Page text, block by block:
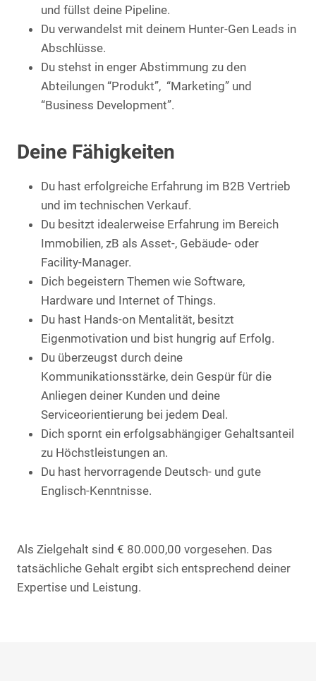
und füllst deine Pipeline.
Du verwandelst mit deinem Hunter-Gen Leads in
Abschlüsse.
Du stehst in enger Abstimmung zu den
Abteilungen “Produkt”, “Marketing” und
“Business Development”.
Deine Fähigkeiten
Du hast erfolgreiche Erfahrung im B2B Vertrieb
und im technischen Verkauf.
Du besitzt idealerweise Erfahrung im Bereich
Immobilien, zB als Asset-, Gebäude- oder
Facility-Manager.
Dich begeistern Themen wie Software,
Hardware und Internet of Things.
Du hast Hands-on Mentalität, besitzt
Eigenmotivation und bist hungrig auf Erfolg.
Du überzeugst durch deine
Kommunikationsstärke, dein Gespür für die
Anliegen deiner Kunden und deine
Serviceorientierung bei jedem Deal.
Dich spornt ein erfolgsabhängiger Gehaltsanteil
zu Höchstleistungen an.
Du hast hervorragende Deutsch- und gute
Englisch-Kenntnisse.
Als Zielgehalt sind € 80.000,00 vorgesehen. Das
tatsächliche Gehalt ergibt sich entsprechend deiner
Expertise und Leistung.